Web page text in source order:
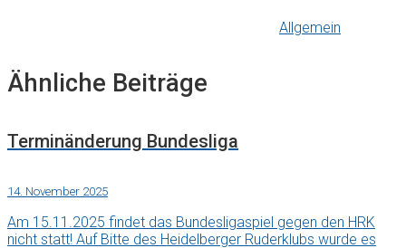
Allgemein
Ähnliche Beiträge
Terminänderung Bundesliga
14. November 2025
Am 15.11.2025 findet das Bundesligaspiel gegen den HRK
nicht statt! Auf Bitte des Heidelberger Ruderklubs wurde es